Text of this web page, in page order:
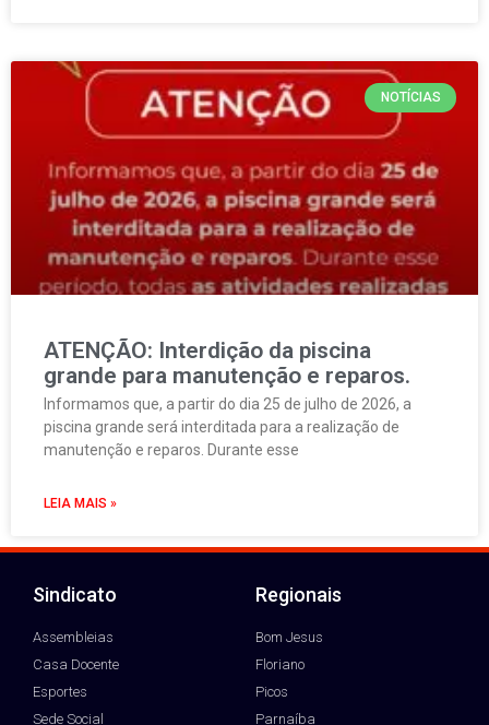
NOTÍCIAS
ATENÇÃO: Interdição da piscina
grande para manutenção e reparos.
Informamos que, a partir do dia 25 de julho de 2026, a
piscina grande será interditada para a realização de
manutenção e reparos. Durante esse
LEIA MAIS »
Sindicato
Assembleias
Casa Docente
Esportes
Sede Social
Regionais
Bom Jesus
Floriano
Picos
Parnaíba